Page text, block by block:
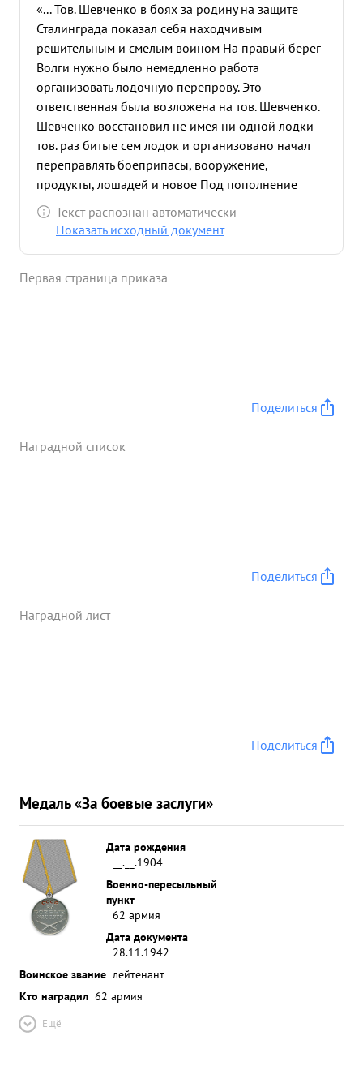
«... Тов. Шевченко в боях за родину на защите
Сталинграда показал себя находчивым
решительным и смелым воином На правый берег
Волги нужно было немедленно работа
организовать лодочную перепрову. Это
ответственная была возложена на тов. Шевченко.
Шевченко восстановил не имея ни одной лодки
тов. раз битые сем лодок и организовано начал
переправлять боеприпасы, вооружение,
продукты, лошадей и новое Под пополнение
градом пуль идущее и снарядов на фронт. отлично
работала переирова с 5Октября по ноября тов.
много вооружения, пулеметов противоторка вый
личный пример своим и одочником. 19 октября
человек нового пополнения с вооружением и
Текст распознан автоматически
Показать исходный документ
Первая страница приказа
Поделиться
Наградной список
Поделиться
Наградной лист
Поделиться
Медаль «За боевые заслуги»
Дата рождения
__.__.1904
Военно-пересыльный
пункт
62 армия
Дата документа
28.11.1942
Воинское звание лейтенант
Кто наградил 62 армия
Ещё